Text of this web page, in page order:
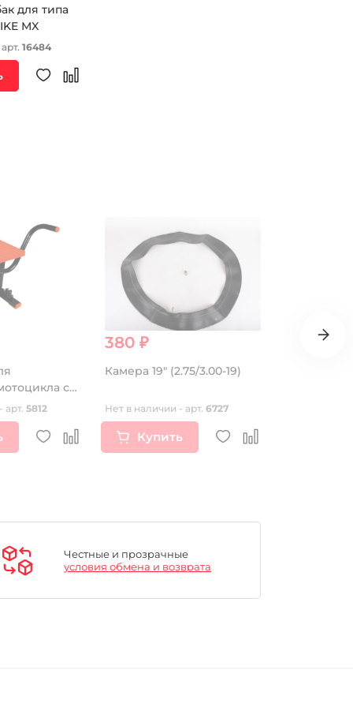
для типа
MX
16484
с
оранжевая
арт. 5812
380 ₽
Камера 19" (2.75/3.00-19)
Нет в наличии - арт. 6727
Купить
10 496 ₽
Честные и прозрачные
условия обмена и возврата